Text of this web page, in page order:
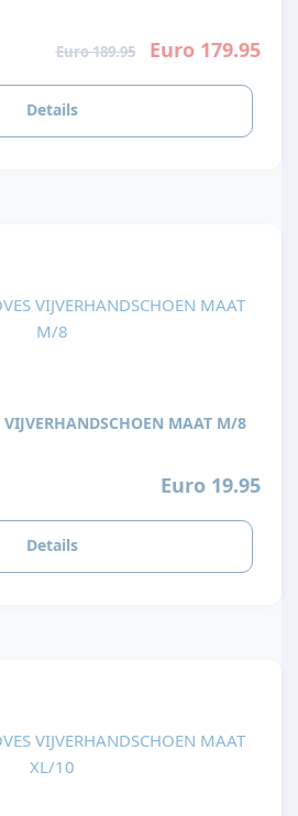
Euro 189.95 Euro 179.95
Details
VIJVERHANDSCHOEN MAAT M/8
Euro 19.95
Details